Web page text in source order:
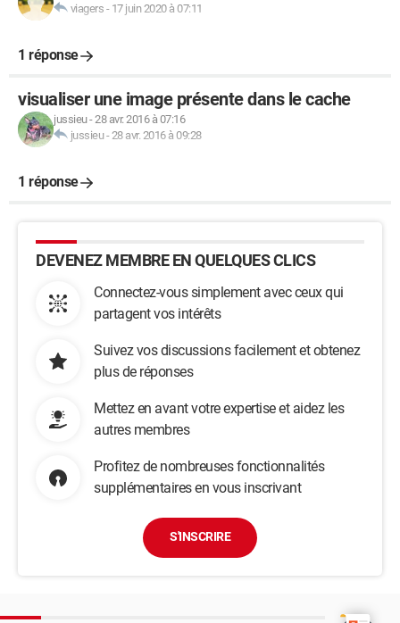
viagers - 17 juin 2020 à 07:11
1 réponse
visualiser une image présente dans le cache
jussieu-28 avr. 2016 à 07:16
jussieu-28 avr. 2016 à 09:28
1 réponse
DEVENEZ MEMBRE EN QUELQUES CLICS
Connectez-vous simplement avec ceux qui
partagent vos intérêts
Suivez vos discussions facilement et obtenez
plus de réponses
Mettez en avant votre expertise et aidez les
autres membres
Profitez de nombreuses fonctionnalités
supplémentaires en vous inscrivant
S'INSCRIRE